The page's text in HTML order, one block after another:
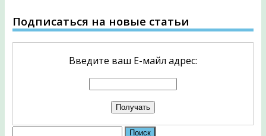
Подписаться на новые статьи
Введите ваш Е-майл адрес:
Найти: